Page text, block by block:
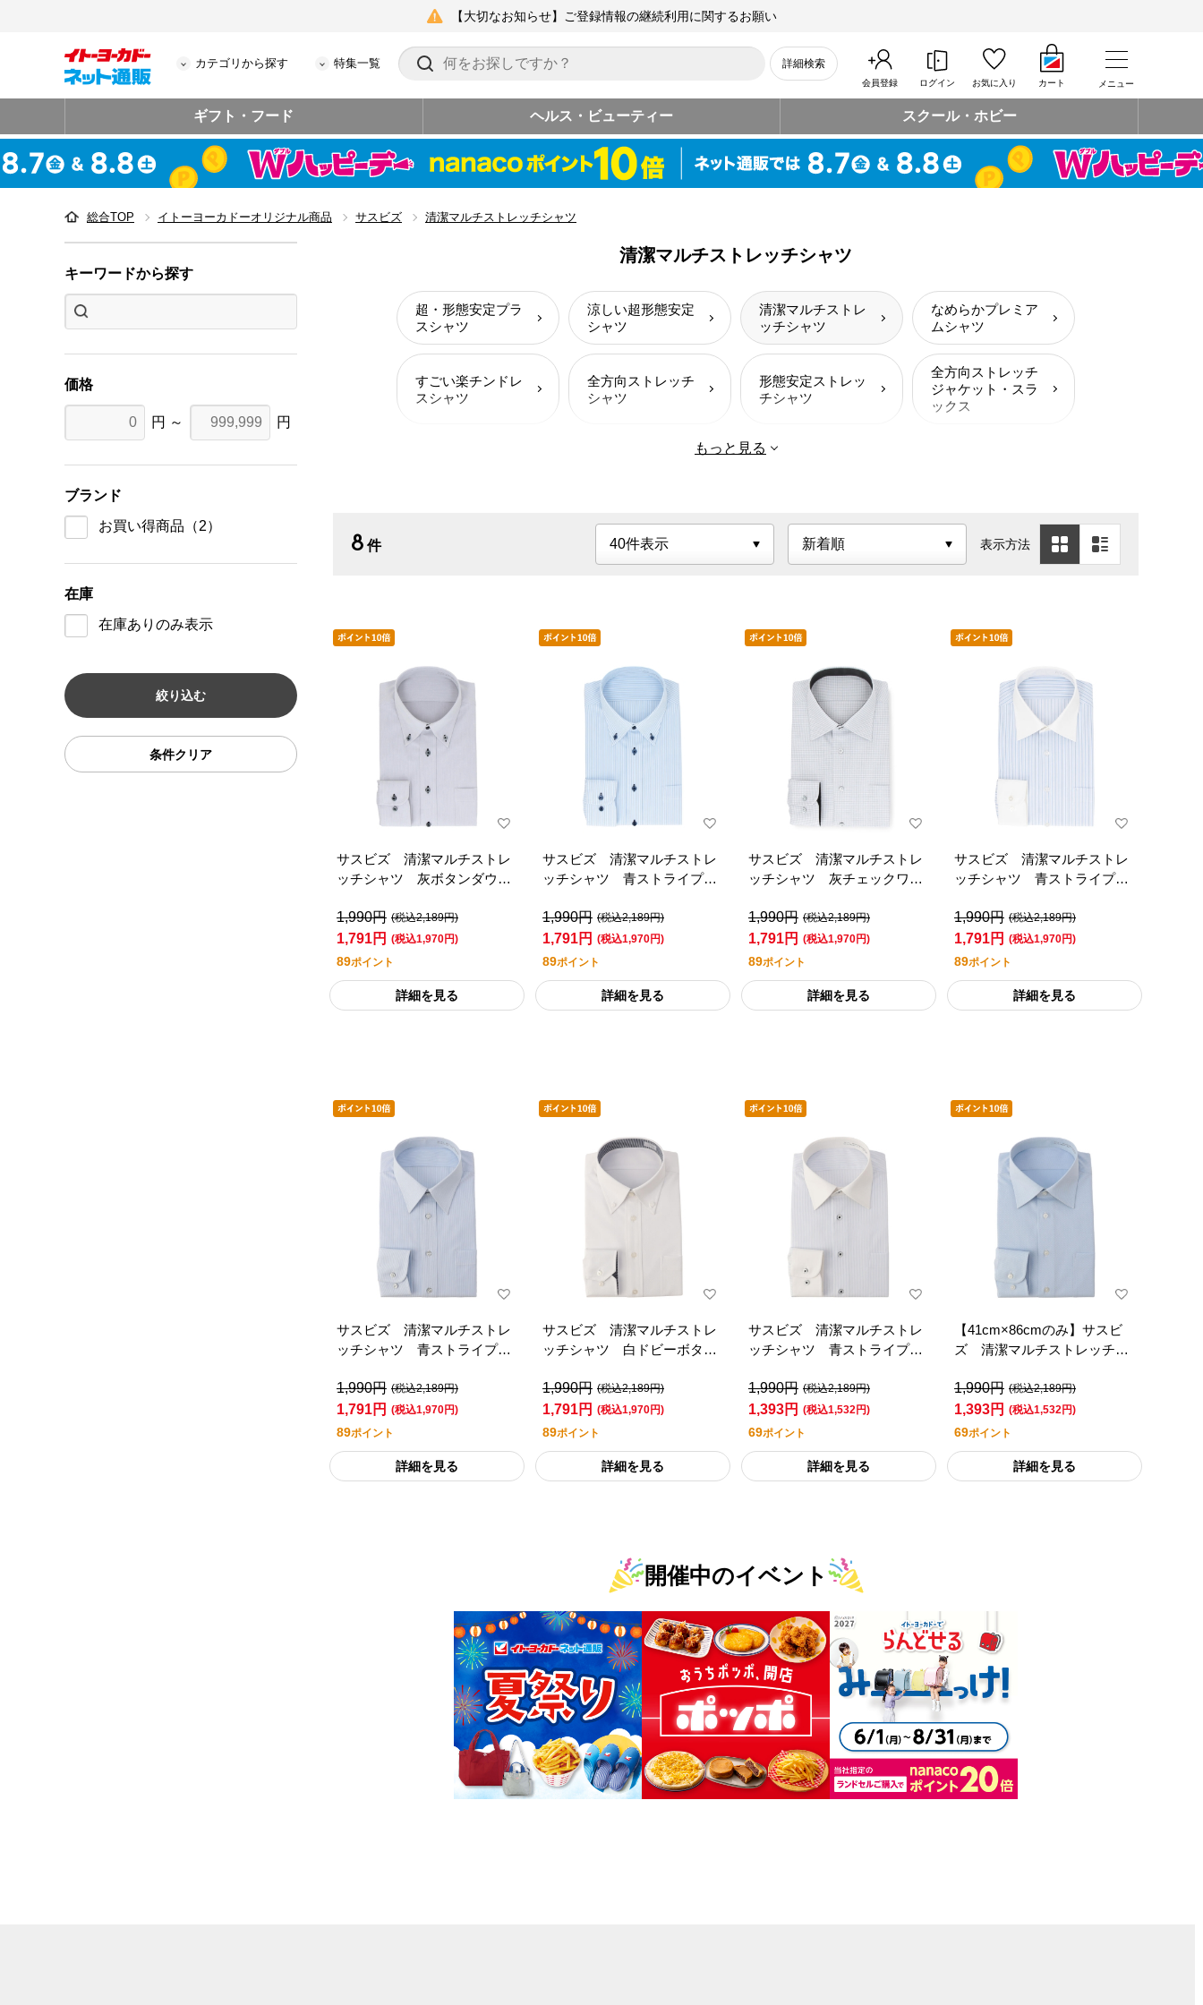
【大切なお知らせ】ご登録情報の継続利用に関するお願い
カテゴリから探す 特集一覧 詳細検索
会員登録 ログイン お気に入り カート メニュー
ギフト・フード ヘルス・ビューティー スクール・ホビー
総合TOP イトーヨーカドーオリジナル商品 サスビズ 清潔マルチストレッチシャツ
キーワードから探す
価格
円 ～ 円
ブランド
お買い得商品 （2）
在庫
在庫ありのみ表示
条件クリア
清潔マルチストレッチシャツ
超・形態安定プラ
スシャツ
涼しい超形態安定
シャツ
清潔マルチストレ
ッチシャツ
なめらかプレミア
ムシャツ
すごい楽チンドレ
スシャツ
全方向ストレッチ
シャツ
形態安定ストレッ
チシャツ
全方向ストレッチ
ジャケット・スラ
ックス
ＯＮＯＦＦマルチ
もっと見る
8 件 表示方法
サスビズ 清潔マルチストレ
ッチシャツ 灰ボタンダウン
1,990円 (税込2,189円)
1,791円 (税込1,970円)
89ポイント
詳細を見る
サスビズ 清潔マルチストレ
ッチシャツ 青ストライプボ
エット）
1,990円 (税込2,189円)
1,791円 (税込1,970円)
89ポイント
詳細を見る
サスビズ 清潔マルチストレ
ッチシャツ 灰チェックワイ
1,990円 (税込2,189円)
1,791円 (税込1,970円)
89ポイント
詳細を見る
サスビズ 清潔マルチストレ
ッチシャツ 青ストライプワ
ト）
1,990円 (税込2,189円)
1,791円 (税込1,970円)
89ポイント
詳細を見る
サスビズ 清潔マルチストレ
ッチシャツ 青ストライプレ
ット）
1,990円 (税込2,189円)
1,791円 (税込1,970円)
89ポイント
詳細を見る
サスビズ 清潔マルチストレ
ッチシャツ 白ドビーボタン
ト）
1,990円 (税込2,189円)
1,791円 (税込1,970円)
89ポイント
詳細を見る
サスビズ 清潔マルチストレ
ッチシャツ 青ストライプワ
シルエット）
1,990円 (税込2,189円)
1,393円 (税込1,532円)
69ポイント
詳細を見る
【41cm×86cmのみ】サスビ
ズ 清潔マルチストレッチシ
シルエット）
1,990円 (税込2,189円)
1,393円 (税込1,532円)
69ポイント
詳細を見る
開催中のイベント